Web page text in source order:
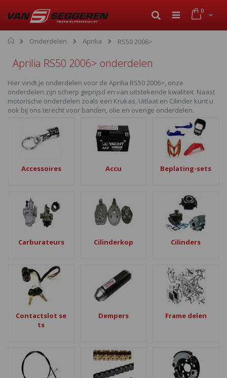
naar
de
inhoud
Cart
0
Zoek
Home
Onderdelen Aprilia RS50 2006>
Aprilia RS50 2006> onderdelen
Hier vindt je onderdelen voor de Aprilia RS50 2006>, onze
onderdelen zijn scherp geprijsd en van uitstekende kwaliteit. Naast
motorische onderdelen zoals een Krukas, Uitlaat en Cilinder kunt u
ook bij ons terecht voor banden, olie en overige onderdelen.
Accessoires Accu Beplating-sets
Carburateurs Cilinderkop Cilinders
Contactslot se
ts
Dempers Frame delen